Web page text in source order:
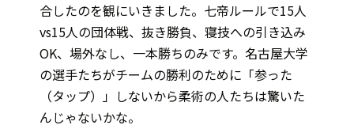
合したのを観にいきました。七帝ルールで15人
vs15人の団体戦、抜き勝負、寝技への引き込み
OK、場外なし、一本勝ちのみです。名古屋大学
の選手たちがチームの勝利のために「参った
（タップ）」しないから柔術の人たちは驚いた
んじゃないかな。